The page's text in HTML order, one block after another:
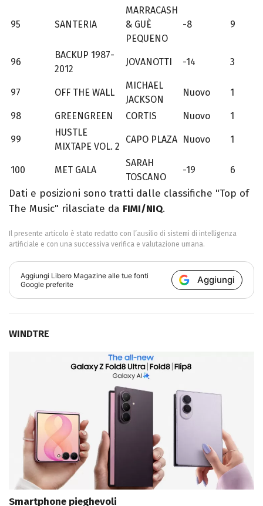
95 SANTERIA
MARRACASH
& GUÈ
PEQUENO
-8 9
96
BACKUP 1987-
2012
JOVANOTTI -14 3
97 OFF THE WALL
MICHAEL
JACKSON
Nuovo 1
98 GREENGREEN CORTIS Nuovo 1
99
HUSTLE
MIXTAPE VOL. 2
CAPO PLAZA Nuovo 1
100 MET GALA
SARAH
TOSCANO
-19 6
Dati e posizioni sono tratti dalle classifiche "Top of
The Music" rilasciate da FIMI/NIQ.
Il presente articolo è stato redatto con l’ausilio di sistemi di intelligenza
artificiale e con una successiva verifica e valutazione umana.
Aggiungi Libero Magazine alle tue fonti
Google preferite
Aggiungi
WINDTRE
Smartphone pieghevoli